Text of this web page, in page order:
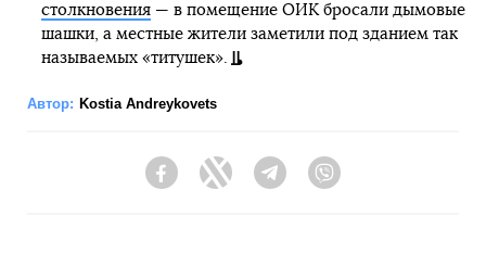
столкновения— в помещение ОИК бросали дымовые
шашки, а местные жители заметили под зданием так
называемых «титушек».
Автор: Kostia Andreykovets
FacebookTwitter Telegram